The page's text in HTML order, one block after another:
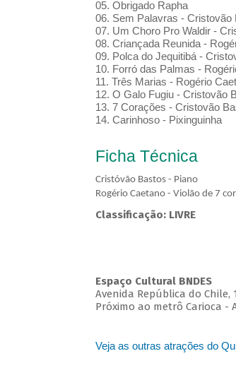
05. Obrigado Rapha
06. Sem Palavras - Cristovão
07. Um Choro Pro Waldir -
08. Criançada Reunida -
09. Polca do Jequitibá -
10. Forró das Palmas -
11. Três Marias - Rogério
12. O Galo Fugiu - Cristovão
13. 7 Corações - Cristovão
14. Carinhoso - Pixinguinha
Ficha Técnica
Cristóvão Bastos - Piano
Rogério Caetano - Violão de 7
Classificação: LIVRE
Espaço Cultural BNDES
Avenida República do Chile,
Próximo ao metrô Carioca -
Veja as outras atrações do